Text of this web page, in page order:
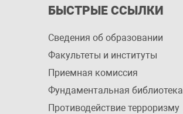
БЫСТРЫЕ ССЫЛКИ
Сведения об образовании
Факультеты и институты
Приемная комиссия
Фундаментальная библиотека
Противодействие терроризму